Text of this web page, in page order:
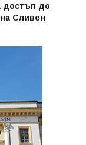
достъп до
Сливен